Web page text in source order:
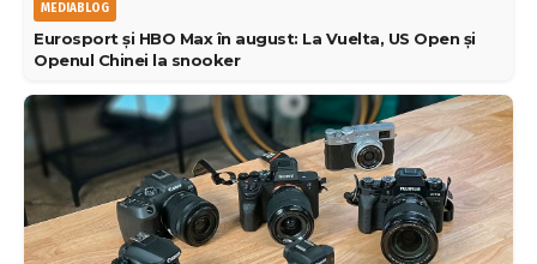
MEDIABLOG
Eurosport și HBO Max în august: La Vuelta, US Open și
Openul Chinei la snooker